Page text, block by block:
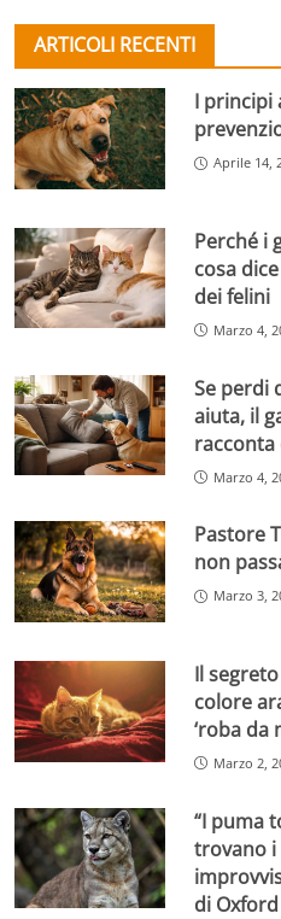
ARTICOLI RECENTI
I principi
Aprile 14,
Perché i
cosa
dei felini
Marzo 4,
Se perdi
aiuta, il
racconta
Marzo 4,
Pastore
non
Marzo 3,
Il
colore
‘roba da
Marzo 2,
“I puma
trovano i
di